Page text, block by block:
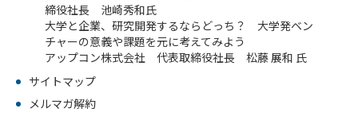
ンプ
ログ
ラム
の
他
の
締役社長 池崎秀和氏
大学と企業、研究開発するならどっち？ 大学発ベン
チャーの意義や課題を元に考えてみよう
アップコン株式会社 代表取締役社長 松藤 展和 氏
サイトマップ
メルマガ解約